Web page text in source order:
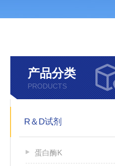
产品分类
PRODUCTS
R＆D试剂
蛋白酶K